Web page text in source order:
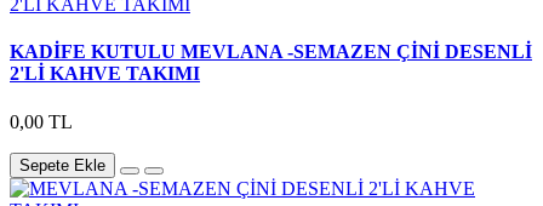
KADİFE KUTULU MEVLANA -SEMAZEN ÇİNİ DESENLİ
2'Lİ KAHVE TAKIMI
0,00 TL
Sepete Ekle